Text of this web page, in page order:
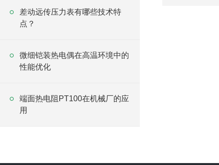
差动远传压力表有哪些技术特
点？
微细铠装热电偶在高温环境中的
性能优化
端面热电阻PT100在机械厂的应
用